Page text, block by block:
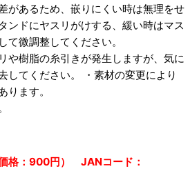
があるため、嵌りにくい時は無理をせ
ンドにヤスリがけする、緩い時はマス
て微調整してください。
や樹脂の糸引きが発生しますが、気に
してください。 ・素材の変更により
ります。
格：900円） JANコード：